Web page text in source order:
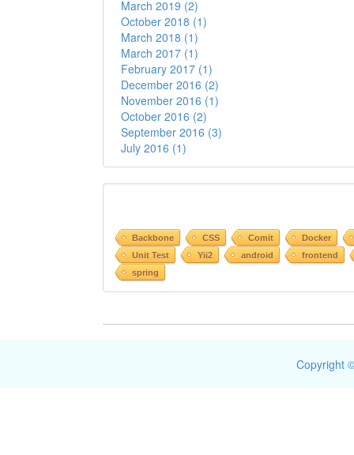
March 2019 (2)
October 2018 (1)
March 2018 (1)
March 2017 (1)
February 2017 (1)
December 2016 (2)
November 2016 (1)
October 2016 (2)
September 2016 (3)
July 2016 (1)
Backbone CSS Comit
Docker
Unit Test
Yii2 android
frontend
spring
Copyright